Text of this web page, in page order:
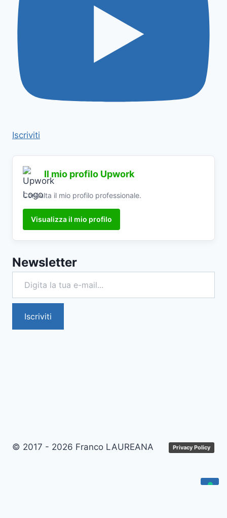
Iscriviti
Il mio profilo Upwork
Consulta il mio profilo professionale.
Visualizza il mio profilo
Newsletter
Digita la tua e-mail...
Iscriviti
© 2017 - 2026 Franco LAUREANA Privacy Policy